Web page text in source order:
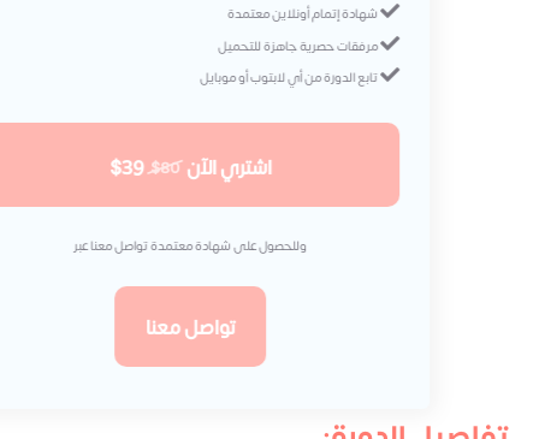
شهادة إتمام أونلاين معتمدة
مرفقات حصرية جاهزة للتحميل
تابع الدورة من أي لابتوب أو موبايل
اشتري الآن $80
$39
وللحصول على شهادة معتمدة تواصل معنا عبر
تواصل معنا